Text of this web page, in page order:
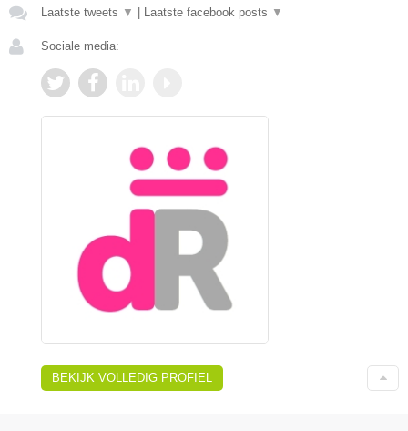
Laatste tweets ▼ Laatste facebook posts ▼
Sociale media:
BEKIJK VOLLEDIG PROFIEL